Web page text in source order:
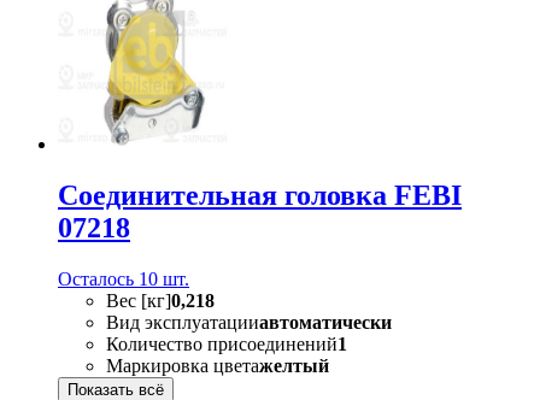
Соединительная головка FEBI
07218
Осталось 10 шт.
Вес [кг]0,218
Вид эксплуатацииавтоматически
Количество присоединений1
Маркировка цветажелтый
Показать всё